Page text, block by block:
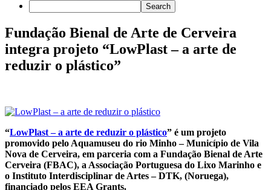
Fundação Bienal de Arte de Cerveira
integra projeto “LowPlast – a arte de
reduzir o plástico”
“LowPlast – a arte de reduzir o plástico” é um projeto
promovido pelo Aquamuseu do rio Minho – Município de Vila
Nova de Cerveira, em parceria com a Fundação Bienal de Arte
Cerveira (FBAC), a Associação Portuguesa do Lixo Marinho e
o Instituto Interdisciplinar de Artes – DTK, (Noruega),
financiado pelos EEA Grants.